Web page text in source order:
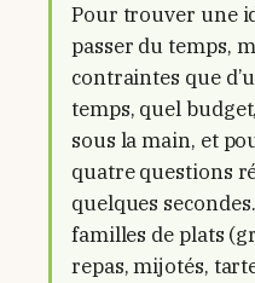
Pour trouver une
passer du temps,
contraintes que
temps, quel
sous la main, et
quatre questions
quelques
familles de plats
repas, mijotés,